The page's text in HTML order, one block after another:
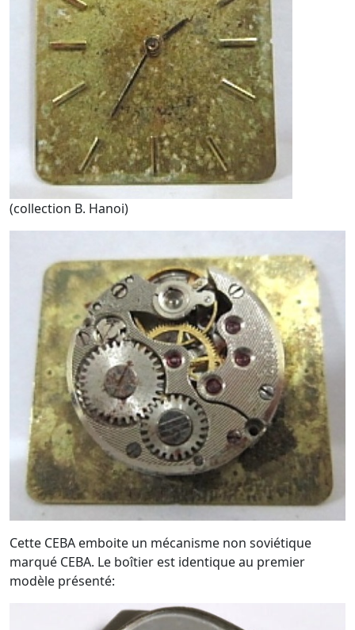
(collection B. Hanoi)
Cette CEBA emboite un mécanisme non soviétique
marqué CEBA. Le boîtier est identique au premier
modèle présenté: